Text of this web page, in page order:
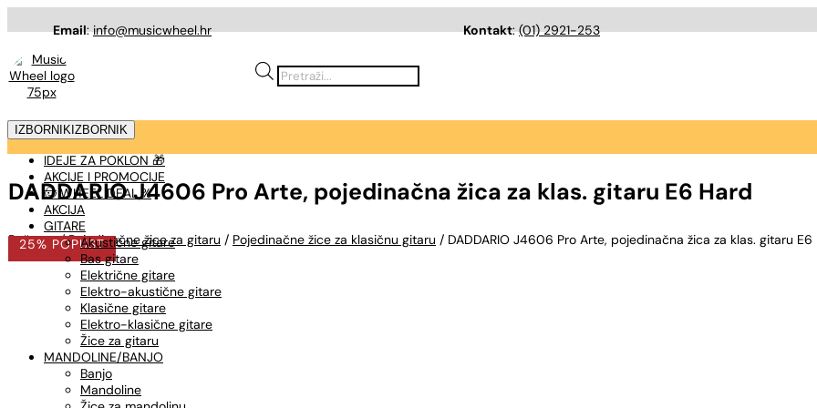
Email: info@musicwheel.hr Kontakt:(01) 2921-253
Products
search
IZBORNIK IZBORNIK
IDEJE ZA POKLON 🎁
AKCIJE I PROMOCIJE
🤠 WHEEL DEAL %
AKCIJA
GITARE
Akustične gitare
Bas gitare
Električne gitare
Elektro-akustične gitare
Klasične gitare
Elektro-klasične gitare
Žice za gitaru
MANDOLINE/BANJO
Banjo
Mandoline
DADDARIO J4606 Pro Arte, pojedinačna žica za klas. gitaru E6 Hard
Početna/Pojedinačne žice za gitaru / Pojedinačne žice za klasičnu gitaru / DADDARIO J4606 Pro Arte, pojedinačna žica za klas. gitaru E6
25% POPUST